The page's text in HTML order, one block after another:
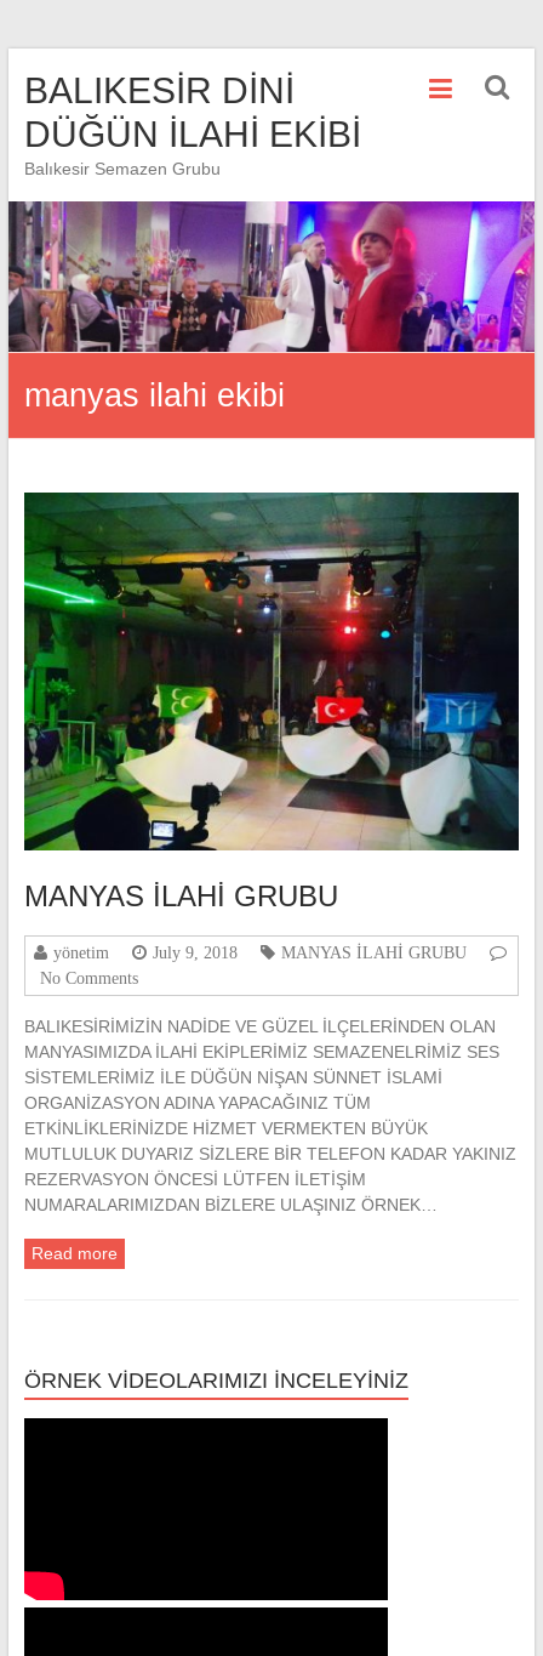
BALIKESİR DİNİ
DÜĞÜN İLAHİ EKİBİ
Balıkesir Semazen Grubu
manyas ilahi ekibi
MANYAS İLAHİ GRUBU
yönetim July 9, 2018
MANYAS İLAHİ GRUBU
No Comments
BALIKESİRİMİZİN NADİDE VE GÜZEL İLÇELERİNDEN OLAN
MANYASIMIZDA İLAHİ EKİPLERİMİZ SEMAZENELRİMİZ SES
SİSTEMLERİMİZ İLE DÜĞÜN NİŞAN SÜNNET İSLAMİ
ORGANİZASYON ADINA YAPACAĞINIZ TÜM
ETKİNLİKLERİNİZDE HİZMET VERMEKTEN BÜYÜK
MUTLULUK DUYARIZ SİZLERE BİR TELEFON KADAR YAKINIZ
REZERVASYON ÖNCESİ LÜTFEN İLETİŞİM
NUMARALARIMIZDAN BİZLERE ULAŞINIZ ÖRNEK…
Read more
ÖRNEK VİDEOLARIMIZI İNCELEYİNİZ